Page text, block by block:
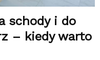
schody i do
– kiedy warto